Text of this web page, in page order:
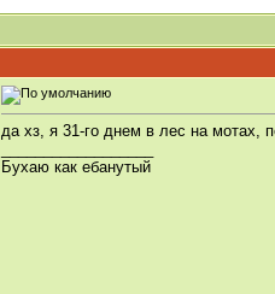
да хз, я 31-го днем в лес на мотах,
Бухаю как ебанутый